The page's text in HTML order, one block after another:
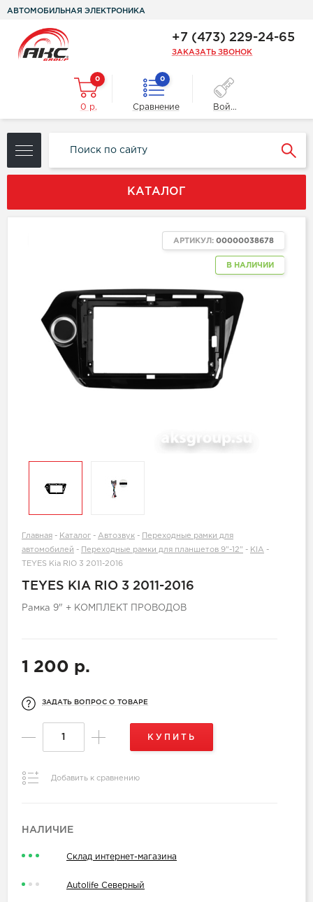
АВТОМОБИЛЬНАЯ ЭЛЕКТРОНИКА
+7 (473) 229-24-65
ЗАКАЗАТЬ ЗВОНОК
0
0 р.
0
Сравнение Войти
КАТАЛОГ
В НАЛИЧИИ
АРТИКУЛ: 00000038678
Главная - Каталог - Автозвук -
Переходные рамки для
автомобилей - Переходные рамки для планшетов 9"-12" - KIA -
TEYES Kia RIO 3 2011-2016
TEYES KIA RIO 3 2011-2016
Рамка 9" + КОМПЛЕКТ ПРОВОДОВ
1 200 р.
ЗАДАТЬ ВОПРОС О ТОВАРЕ
КУПИТЬ
Добавить к сравнению
НАЛИЧИЕ
Склад интернет-магазина
Autolife Северный